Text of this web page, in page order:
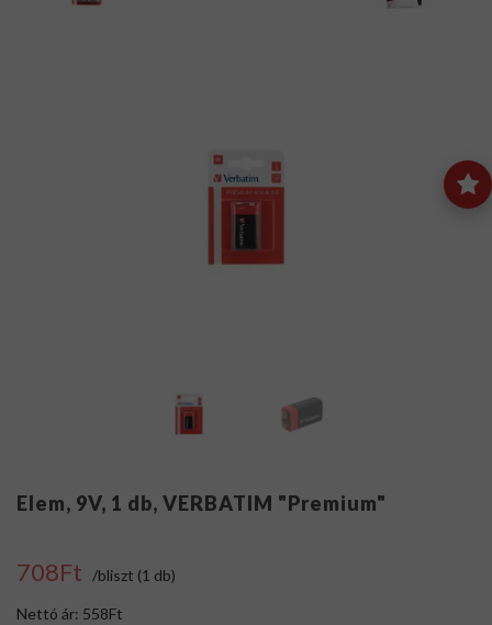
Elem, 9V, 1 db, VERBATIM "Premium"
708Ft /bliszt (1 db)
Nettó ár: 558Ft